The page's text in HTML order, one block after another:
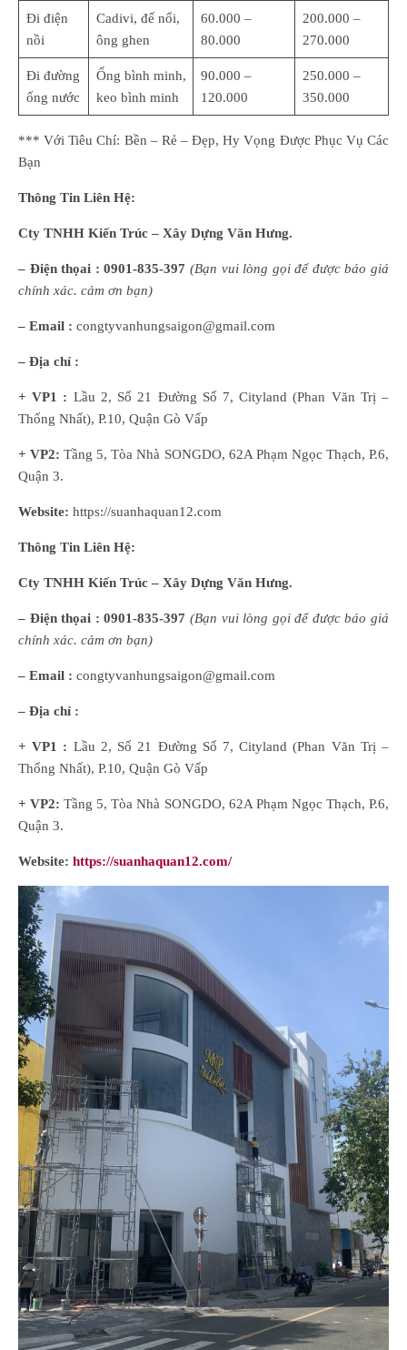
Đi điện
nồi
Cadivi, đế nổi,
ông ghen
60.000 –
80.000
200.000 –
270.000
Đi đường
ống nước
Ống bình minh,
keo bình minh
90.000 –
120.000
250.000 –
350.000
*** Với Tiêu Chí: Bền – Rẻ – Đẹp, Hy Vọng Được Phục Vụ Các
Bạn
Thông Tin Liên Hệ:
Cty TNHH Kiến Trúc – Xây Dựng Văn Hưng.
– Điện thọai : 0901-835-397 (Bạn vui lòng gọi để được báo giá
chính xác. cảm ơn bạn)
– Email : congtyvanhungsaigon@gmail.com
– Địa chỉ :
+ VP1 : Lầu 2, Số 21 Đường Số 7, Cityland (Phan Văn Trị –
Thống Nhất), P.10, Quận Gò Vấp
+ VP2:Tầng 5, Tòa Nhà SONGDO, 62A Phạm Ngọc Thạch, P.6,
Quận 3.
Website: https://suanhaquan12.com
Thông Tin Liên Hệ:
Cty TNHH Kiến Trúc – Xây Dựng Văn Hưng.
– Điện thọai : 0901-835-397 (Bạn vui lòng gọi để được báo giá
chính xác. cảm ơn bạn)
– Email : congtyvanhungsaigon@gmail.com
– Địa chỉ :
+ VP1 : Lầu 2, Số 21 Đường Số 7, Cityland (Phan Văn Trị –
Thống Nhất), P.10, Quận Gò Vấp
+ VP2:Tầng 5, Tòa Nhà SONGDO, 62A Phạm Ngọc Thạch, P.6,
Quận 3.
Website: https://suanhaquan12.com/